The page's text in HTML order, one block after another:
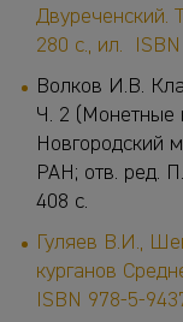
Двуреченский.
280 с., ил.
Волков И.В.
Ч. 2 (Монетные
Новгородский
РАН; отв. ред.
408 с.
Гуляев В.И.,
курганов
ISBN 978-5-